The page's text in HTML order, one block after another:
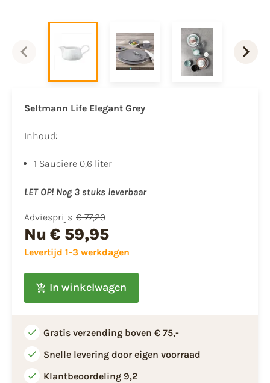
Seltmann Life Elegant Grey
Inhoud:
1 Sauciere 0,6 liter
LET OP! Nog 3 stuks leverbaar
Adviesprijs € 77,20
Nu € 59,95
Levertijd 1-3 werkdagen
In winkelwagen
Gratis verzending boven € 75,-
Snelle levering door eigen voorraad
Klantbeoordeling 9,2